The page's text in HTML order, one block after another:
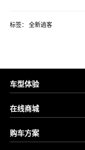
标签： 全新逍客
车型体验
在线商城
购车方案